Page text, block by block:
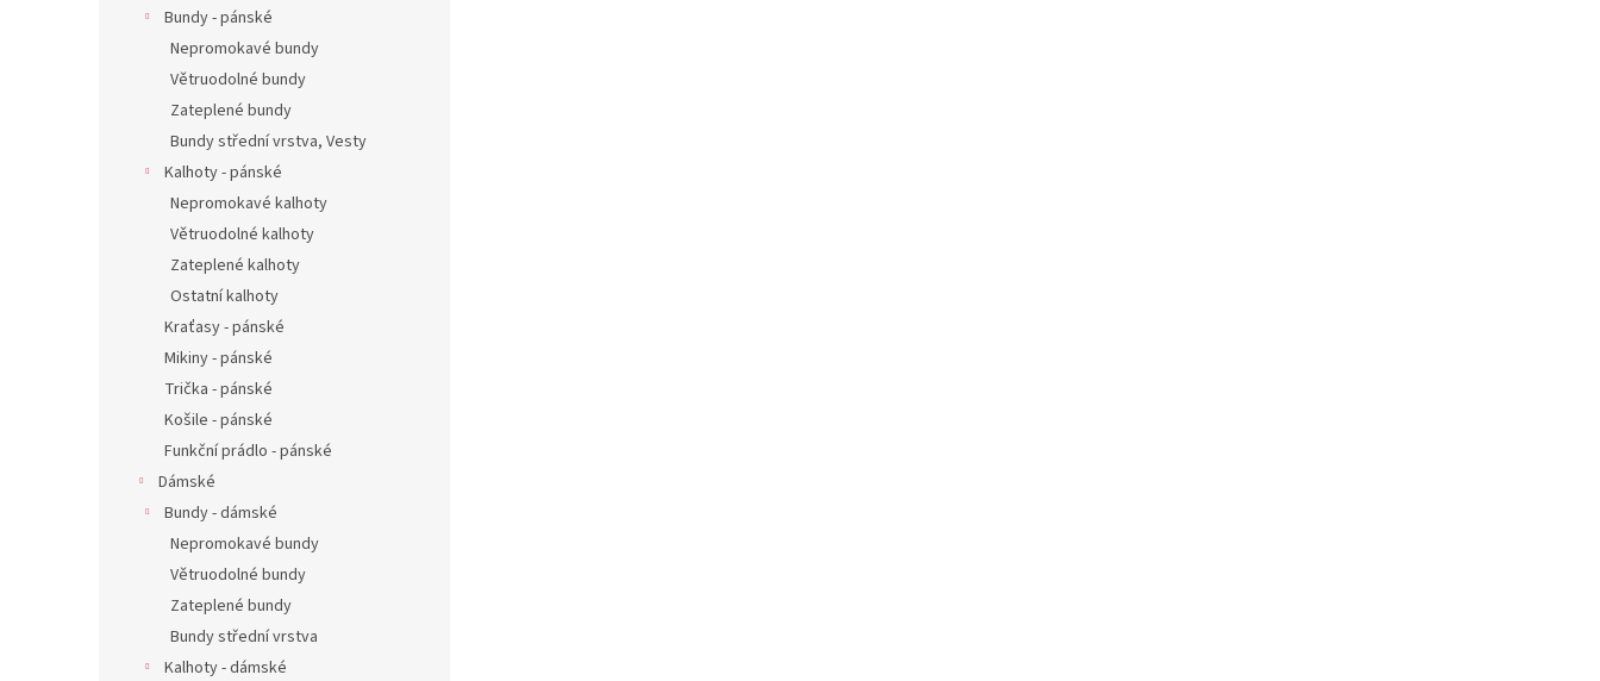
Bundy - pánské
Nepromokavé bundy
Větruodolné bundy
Zateplené bundy
Bundy střední vrstva, Vesty
Kalhoty - pánské
Nepromokavé kalhoty
Větruodolné kalhoty
Zateplené kalhoty
Ostatní kalhoty
Kraťasy - pánské
Mikiny - pánské
Trička - pánské
Košile - pánské
Funkční prádlo - pánské
Dámské
Bundy - dámské
Nepromokavé bundy
Větruodolné bundy
Zateplené bundy
Bundy střední vrstva
Kalhoty - dámské